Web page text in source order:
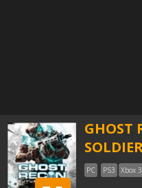
GHOST
PC PS3 Xbox